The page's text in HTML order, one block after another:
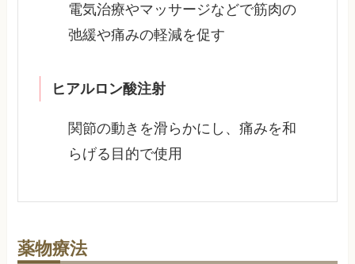
電気治療やマッサージなどで筋肉の
弛緩や痛みの軽減を促す
ヒアルロン酸注射
関節の動きを滑らかにし、痛みを和
らげる目的で使用
薬物療法